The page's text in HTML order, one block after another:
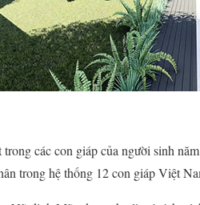
các con giáp của người sinh
trong hệ thống 12 con giáp Việt